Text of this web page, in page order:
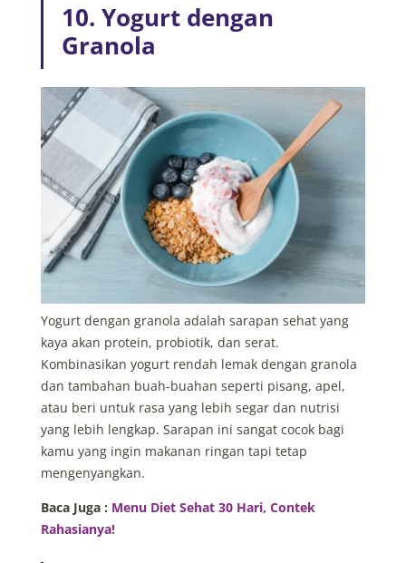
10. Yogurt dengan
Granola
Yogurt dengan granola adalah sarapan sehat yang
kaya akan protein, probiotik, dan serat.
Kombinasikan yogurt rendah lemak dengan granola
dan tambahan buah-buahan seperti pisang, apel,
atau beri untuk rasa yang lebih segar dan nutrisi
yang lebih lengkap. Sarapan ini sangat cocok bagi
kamu yang ingin makanan ringan tapi tetap
mengenyangkan.
Baca Juga : Menu Diet Sehat 30 Hari, Contek
Rahasianya!